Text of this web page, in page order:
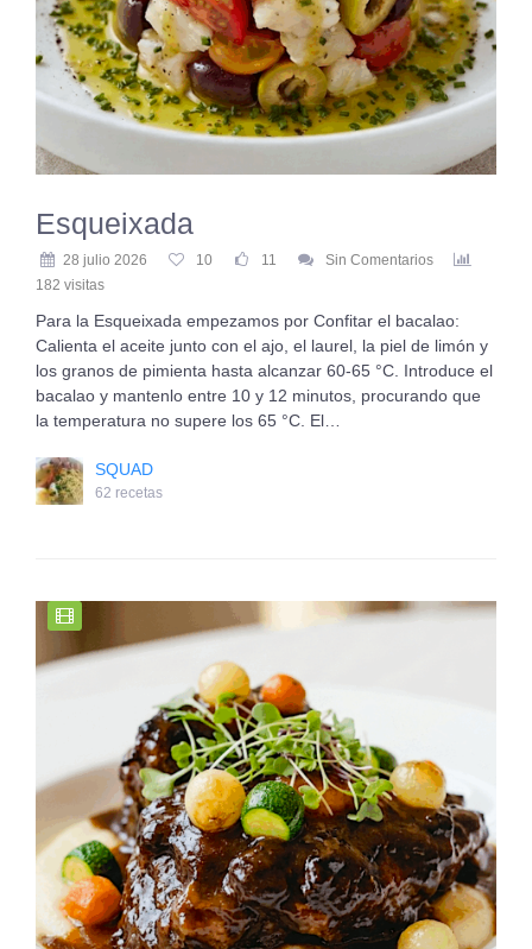
Esqueixada
28 julio 2026 10 11
Sin Comentarios
182 visitas
Para la Esqueixada empezamos por Confitar el bacalao:
Calienta el aceite junto con el ajo, el laurel, la piel de limón y
los granos de pimienta hasta alcanzar 60-65 °C. Introduce el
bacalao y mantenlo entre 10 y 12 minutos, procurando que
la temperatura no supere los 65 °C. El…
SQUAD
62 recetas